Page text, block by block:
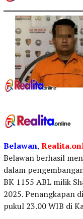
Belawan,
Belawan berhasil
dalam
BK 1155 ABL milik
2025. Penangkapan
pukul 23.00 WIB di